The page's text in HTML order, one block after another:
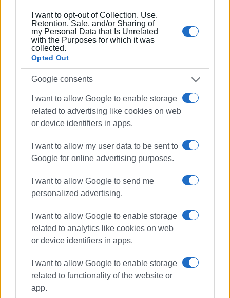
I want to opt-out of Collection, Use,
Retention, Sale, and/or Sharing of
my Personal Data that Is Unrelated
with the Purposes for which it was
collected.
Opted Out
Google consents
I want to allow Google to enable storage
related to advertising like cookies on web
or device identifiers in apps.
I want to allow my user data to be sent to
Google for online advertising purposes.
I want to allow Google to send me
personalized advertising.
I want to allow Google to enable storage
related to analytics like cookies on web
or device identifiers in apps.
I want to allow Google to enable storage
related to functionality of the website or
app.
Εμφανίσεις: 79
Ακολουθήστε το enimerosi στοFacebook